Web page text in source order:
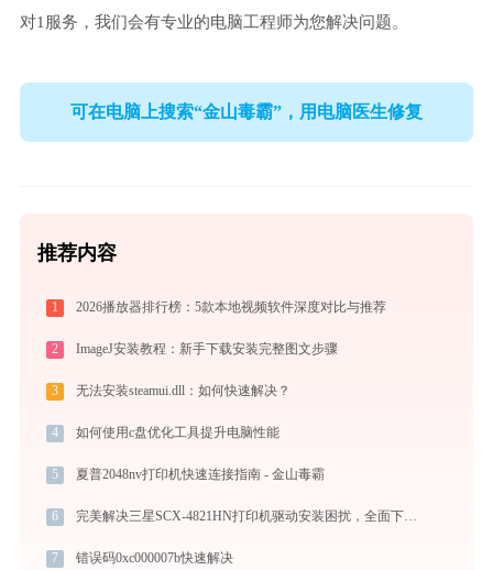
对1服务，我们会有专业的电脑工程师为您解决问题。
可在电脑上搜索“金山毒霸”，用电脑医生修复
推荐内容
1 2026播放器排行榜：5款本地视频软件深度对比与推荐
2 ImageJ安装教程：新手下载安装完整图文步骤
3 无法安装steamui.dll：如何快速解决？
4 如何使用c盘优化工具提升电脑性能
5 夏普2048nv打印机快速连接指南 - 金山毒霸
6 完美解决三星SCX-4821HN打印机驱动安装困扰，全面下载安装教程
7 错误码0xc000007b快速解决